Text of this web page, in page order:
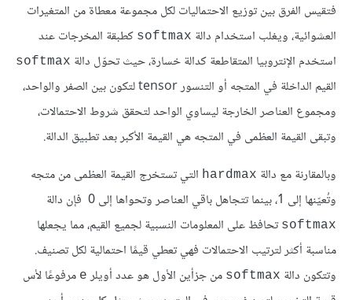
فتقيس الفرق بين توزيع الاحتماليات لكل مجموعة معطاة من المتغيرات
العشوائية، ويغلب استخدام دالة softmax كطبقة المخرجات عند
استخدم الإنتروبيا المتقاطعة كدالة خسارة، حيث تحوّل دالة softmax
القيم الداخلة في المتجه أو التنسور tensor لتكون بين الصفر والواحد،
ومجموع العناصر الخارجة ليساوي الواحد لتحقق شروط الاحتمالات،
وتبقى القيمة العظمى في المتجه هي القيمة الأكبر بعد تطبيق الدالة.
وبالمقارنة مع دالة hardmax التي تستخرج القيمة العظمى من متجه
وتُعيّنها إلى 1، بينما تتجاهل باقي العناصر وتحواها إلى 0 فإن دالة
softmax تحافظ على المعلومات النسبية لجميع القيم، مما يجعلها
مناسبة أكثر لترتيب الاحتمالات فهي تعطي قيمًا احتمالية لكل تصنيف.
وتتكون دالة softmax من جزأين الأول هو عدد أويلر e مرفوعًا لأس